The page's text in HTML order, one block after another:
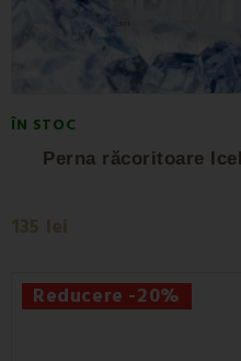
ÎN STOC
Perna răcoritoare
135 lei
Reducere -20%